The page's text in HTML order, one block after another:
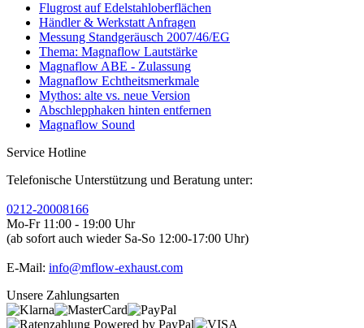
Flugrost auf Edelstahloberflächen
Händler & Werkstatt Anfragen
Messung Standgeräusch 2007/46/EG
Thema: Magnaflow Lautstärke
Magnaflow ABE - Zulassung
Magnaflow Echtheitsmerkmale
Mythos: alte vs. neue Version
Abschlepphaken hinten entfernen
Magnaflow Sound
Service Hotline
Telefonische Unterstützung und Beratung unter:
0212-20008166
Mo-Fr 11:00 - 19:00 Uhr
(ab sofort auch wieder Sa-So 12:00-17:00 Uhr)
E-Mail: info@mflow-exhaust.com
Unsere Zahlungsarten